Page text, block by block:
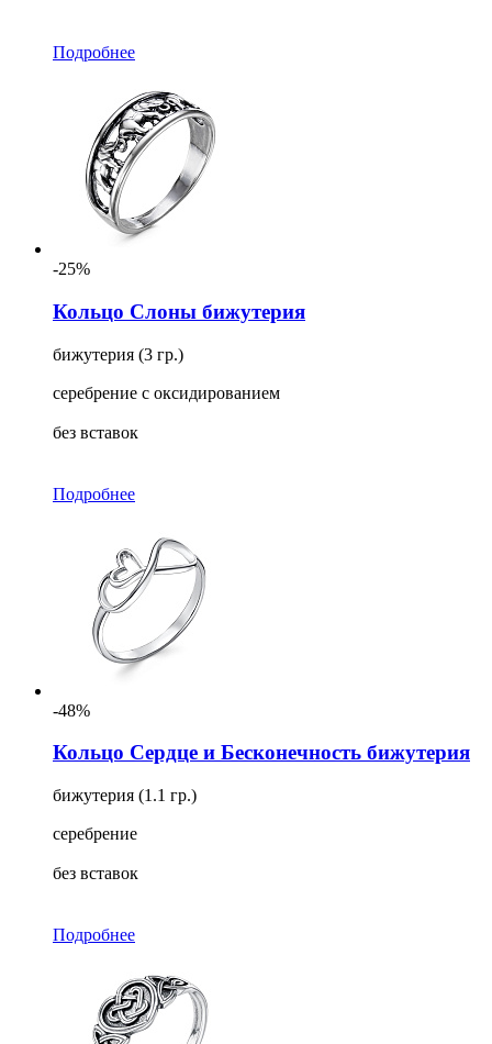
Подробнее
-25%
Кольцо Слоны бижутерия
бижутерия (3 гр.)
серебрение с оксидированием
без вставок
Подробнее
-48%
Кольцо Сердце и Бесконечность бижутерия
бижутерия (1.1 гр.)
серебрение
без вставок
Подробнее